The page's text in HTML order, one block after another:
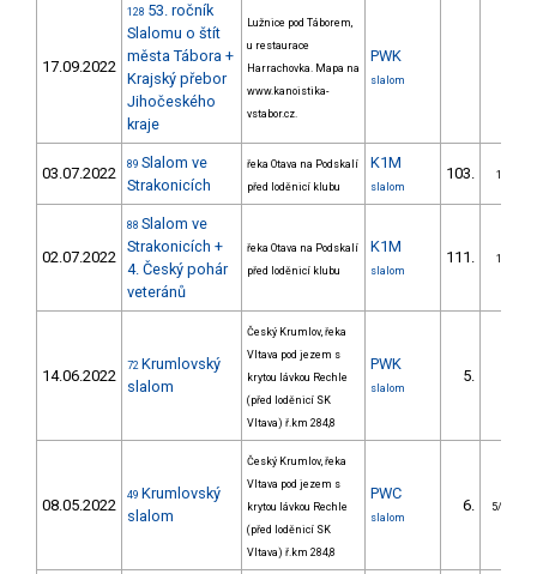
17.09.2022
128 53. ročník
Slalomu o štít
města Tábora +
Krajský přebor
Jihočeského
kraje
Lužnice pod Táborem,
u restaurace
Harrachovka. Mapa na
www.kanoistika-
vstabor.cz.
PWK
slalom
03.07.2022 89 Slalom ve
Strakonicích
řeka Otava na Podskalí
před loděnicí klubu
K1M
slalom
103. 13/PZ
02.07.2022
88 Slalom ve
Strakonicích +
4. Český pohár
veteránů
řeka Otava na Podskalí
před loděnicí klubu
K1M
slalom
111. 12/PZ
14.06.2022
72 Krumlovský
slalom
Český Krumlov, řeka
Vltava pod jezem s
krytou lávkou Rechle
(před loděnicí SK
Vltava) ř.km 284,8
PWK
slalom
5.
08.05.2022
49 Krumlovský
slalom
Český Krumlov, řeka
Vltava pod jezem s
krytou lávkou Rechle
(před loděnicí SK
Vltava) ř.km 284,8
PWC
slalom
6. 5/PZM